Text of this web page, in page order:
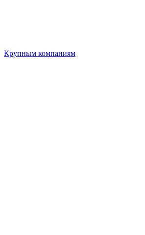
Крупным компаниям